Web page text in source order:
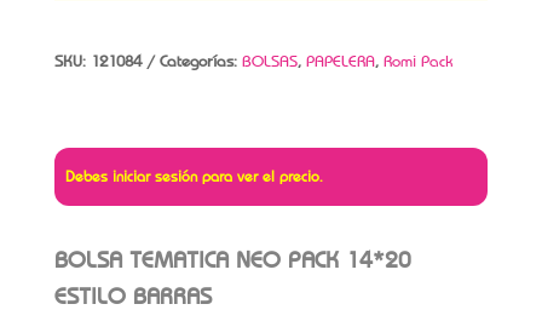
SKU: 121084 Categorías: BOLSAS, PAPELERA, Romi Pack
Debes iniciar sesión para ver el precio.
BOLSA TEMATICA NEO PACK 14*20
ESTILO BARRAS